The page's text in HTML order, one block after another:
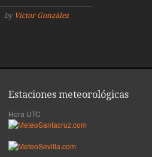
by Víctor González
SuperLuna
sobre
puente
Estaciones meteorológicas
Hora UTC